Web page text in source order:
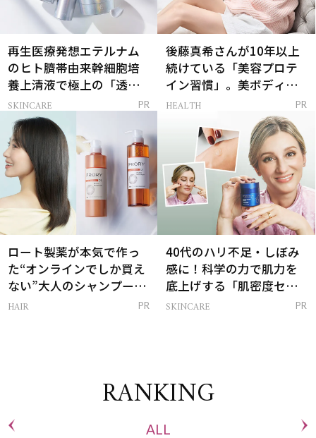
再生医療発想エテルナム
のヒト臍帯由来幹細胞培
養上清液で極上の「透明
感ハリ肌」へ
SKINCARE PR
後藤真希さんが10年以上
続けている「美容プロテ
イン習慣」。美ボディを
支える朝ルーティンと
HEALTH PR
ロート製薬が本気で作っ
た“オンラインでしか買え
ない”大人のシャンプー＆
トリートメントって？
HAIR PR
40代のハリ不足・しぼみ
感に！科学の力で肌力を
底上げする「肌密度セラ
ム」
SKINCARE PR
RANKING
ALL